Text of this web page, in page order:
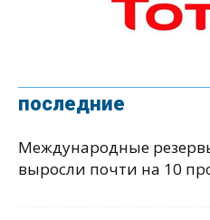
последние
Международные
выросли почти на 10